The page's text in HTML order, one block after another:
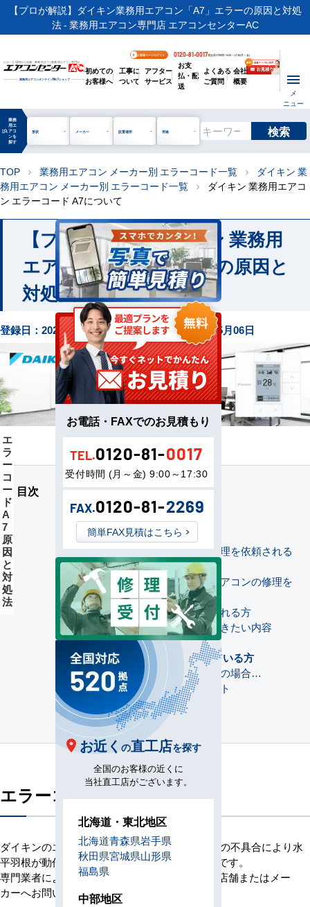
【プロが解説】ダイキン業務用エアコン「A7」エラーの原因と対処
法 - 業務用エアコン専門店 エアコンセンターAC
ビル・工場用から店舗・事務所まで | 業務用エアコン専門店
業務用エアコンオンラインNo.1ショップ
お客様ページログイン 0120-81-0017電話受付時間 / 9:00～17:30(月～金)
初めての
お客様へ
工事に
ついて
アフター
サービス
お支
払・配
送
よくある
ご質問
会社
概要
メ
ニュー
manage_search
業務
用エ
アコ
ンを
探す
形状 メーカー 設置場所 用途 検索
TOP chevron_right 業務用エアコン メーカー別 エラーコード一覧 chevron_right
ダイキン 業
務用エアコン メーカー別 エラーコード一覧
chevron_right
ダイキン 業務用エアコ
ン エラーコード A7について
【プロが解説】ダイキン 業務用
エアコン 「A7」エラーの原因と
対処法
登録日： 2026年05月06日最終更新日： 2026年05月06日
エ
ラ
ー
コ
ー
ド
A
7
原
因
と
対
処
法
目次
エラーコードA7とは
よくある原因
確認事項
修理窓口のご案内
当店でご購入いただき修理を依頼される
方
一部地域にお住まいでエアコンの修理を
ご依頼される方
ダイキンに修理を依頼される方
ご依頼時に添えていただきたい内容
よくある質問
設置されてから10年以上経っている方
一般的な業務用エアコンの場合…
早期お取り替えのメリット
関連コラム
エラーコード情報
エラーコードA7とは
ダイキンのエラーコードA7は、スイングモータの不具合により水
平羽根が動作していない際に表示されるエラーです。
専門業者による点検・修理が必要なため、購入店舗またはメー
カーへお問い合わせください。
お電話・FAXでのお見積もり
TEL.0120-81-0017
受付時間 (月～金) 9:00～17:30
FAX.0120-81-2269
簡単FAX見積はこちら
お近く の直工店を探す
全国のお客様の近くに
当社直工店がございます。
北海道・東北地区
北海道青森県岩手県
秋田県宮城県山形県
福島県
中部地区